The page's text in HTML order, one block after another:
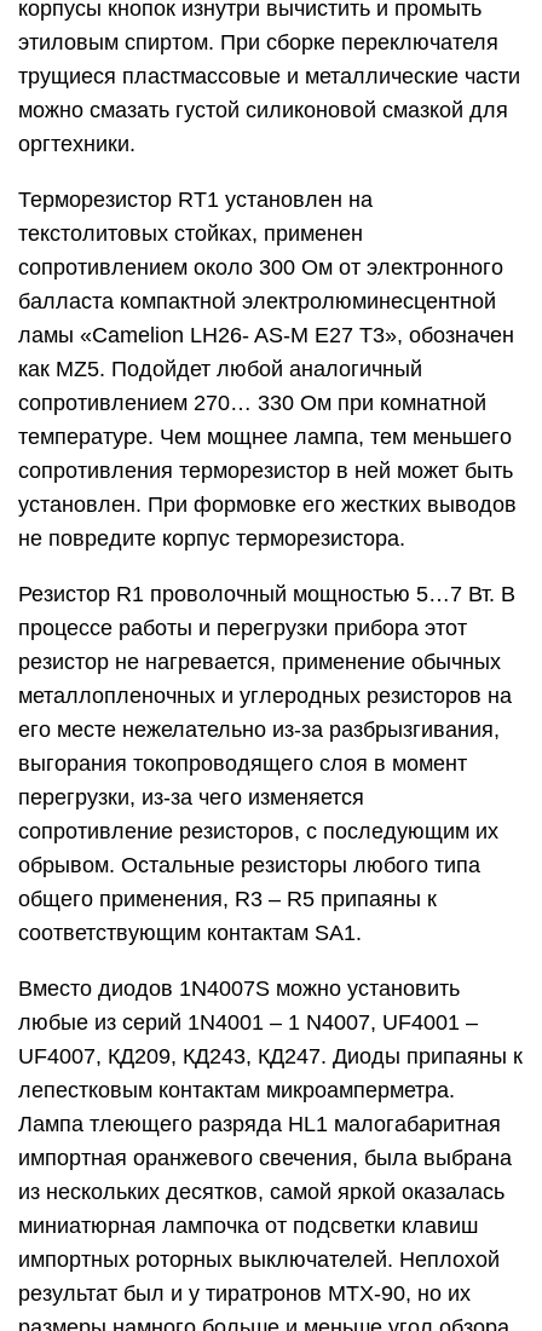
выгорания токопроводящего слоя в момент
перегрузки, из-за чего изменяется
сопротивление резисторов, с последующим их
обрывом. Остальные резисторы любого типа
общего применения, R3 – R5 припаяны к
Вместо диодов 1N4007S можно установить
любые из серий 1N4001 – 1 N4007, UF4001 –
UF4007, КД209, КД243, КД247. Диоды припаяны к
лепестковым контактам микроамперметра.
Лампа тлеющего разряда HL1 малогабаритная
импортная оранжевого свечения, была выбрана
из нескольких десятков, самой яркой оказалась
миниатюрная лампочка от подсветки клавиш
импортных роторных выключателей. Неплохой
результат был и у тиратронов МТХ-90, но их
Лампа приклеена к внутренней стороне
прозрачной крышки корпуса цианакриловым
клеем. Сенсор Е1 сделан из металлического
корпуса импортного германиевого транзистора
типа SFT352, учитывайте, что ни один из его
выводов не соединен с корпусом транзистора.
Можно использовать имеющие немного другие
размеры корпуса отечественные транзисторы
МП39, ГТ402 и аналогичные.
На разноцветные щупы XI, Х2 надеты
термоусадочные трубки разных цветов, что
облегчает их идентификацию, когда на рабочем
столе используется несколько измерительных
приборов. Перед настройкой вольтметра
установите стрелку прибора регулировочным
винтом на нулевое деление шкалы. Настройку
начинают с подбора резистора R1.
Если не удастся подобрать одиночный
проволочный резистор необходимого
сопротивления, можно установить два